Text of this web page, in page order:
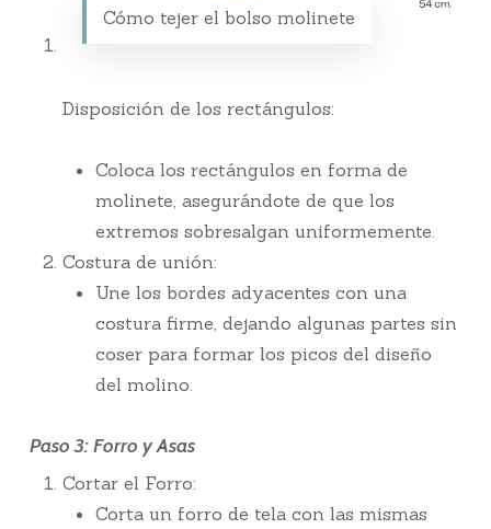
Cómo tejer el bolso molinete
Disposición de los rectángulos:
Coloca los rectángulos en forma de
molinete, asegurándote de que los
extremos sobresalgan uniformemente.
Costura de unión:
Une los bordes adyacentes con una
costura firme, dejando algunas partes sin
coser para formar los picos del diseño
del molino.
Paso 3: Forro y Asas
Cortar el Forro:
Corta un forro de tela con las mismas